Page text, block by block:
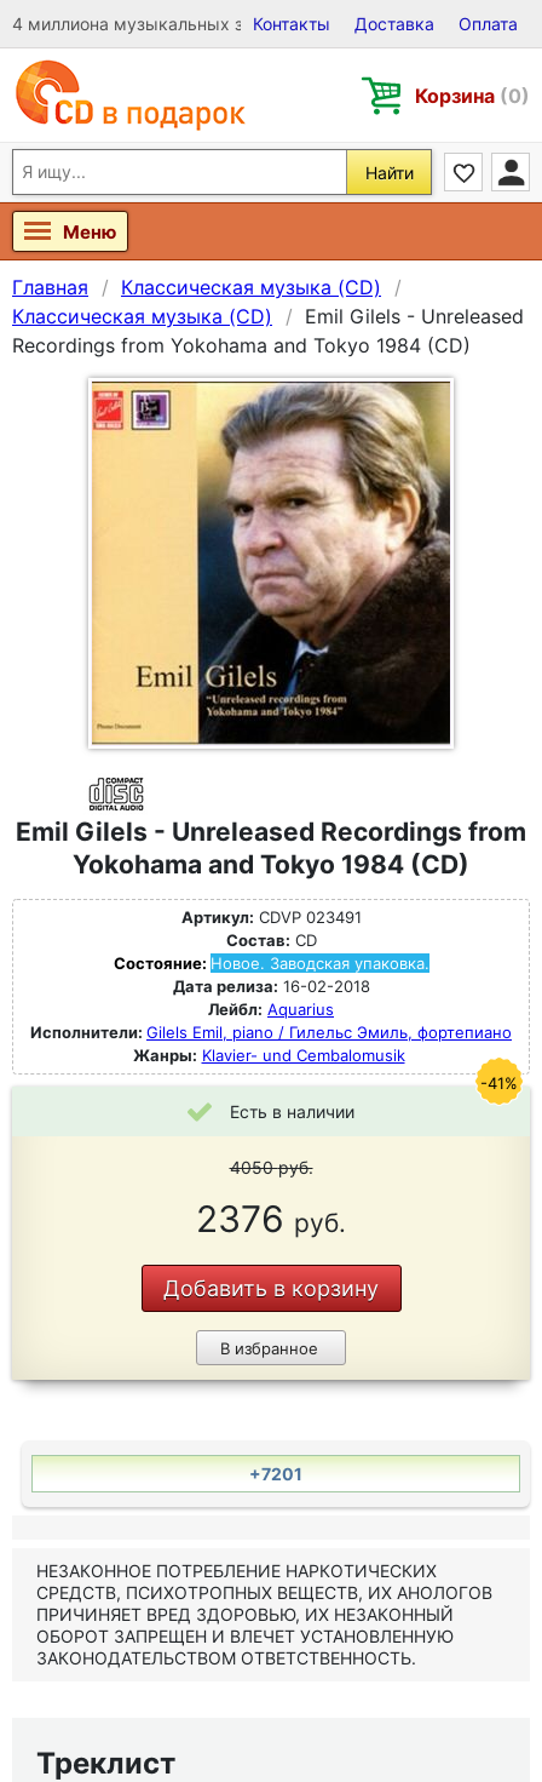
4 миллиона музыкальных записей на Виниле, CD и DVD
Контакты Доставка Оплата
Корзина (0)
Найти
Меню
Главная
Классическая музыка (CD)
Классическая музыка (CD)
Emil Gilels - Unreleased
Recordings from Yokohama and Tokyo 1984 (CD)
Emil Gilels - Unreleased Recordings from
Yokohama and Tokyo 1984 (CD)
Артикул: CDVP 023491
Состав: CD
Состояние: Новое. Заводская упаковка.
Дата релиза: 16-02-2018
Лейбл: Aquarius
Исполнители: Gilels Emil, piano / Гилельс Эмиль, фортепиано
Жанры: Klavier- und Cembalomusik
Есть в наличии
4050руб.
2376 руб.
Добавить в корзину
В избранное
-41%
+7201
НЕЗАКОННОЕ ПОТРЕБЛЕНИЕ НАРКОТИЧЕСКИХ
СРЕДСТВ, ПСИХОТРОПНЫХ ВЕЩЕСТВ, ИХ АНОЛОГОВ
ПРИЧИНЯЕТ ВРЕД ЗДОРОВЬЮ, ИХ НЕЗАКОННЫЙ
ОБОРОТ ЗАПРЕЩЕН И ВЛЕЧЕТ УСТАНОВЛЕННУЮ
ЗАКОНОДАТЕЛЬСТВОМ ОТВЕТСТВЕННОСТЬ.
Треклист